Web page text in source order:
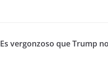
Es vergonzoso que Trump